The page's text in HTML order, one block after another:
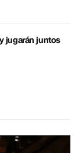
jugarán juntos